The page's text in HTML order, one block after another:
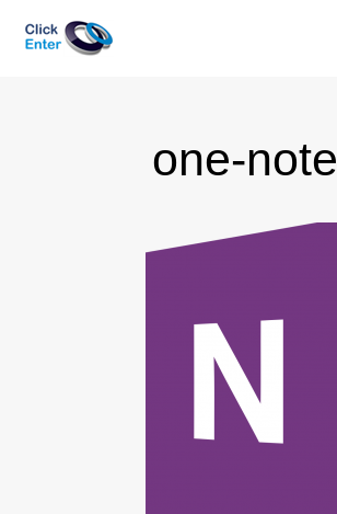
one-note